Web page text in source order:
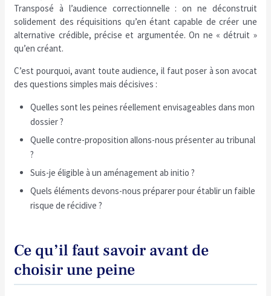
Transposé à l’audience correctionnelle : on ne déconstruit
solidement des réquisitions qu’en étant capable de créer une
alternative crédible, précise et argumentée. On ne « détruit »
qu’en créant.
C’est pourquoi, avant toute audience, il faut poser à son avocat
des questions simples mais décisives :
Quelles sont les peines réellement envisageables dans mon
dossier ?
Quelle contre-proposition allons-nous présenter au tribunal
?
Suis-je éligible à un aménagement ab initio ?
Quels éléments devons-nous préparer pour établir un faible
risque de récidive ?
Ce qu’il faut savoir avant de
choisir une peine